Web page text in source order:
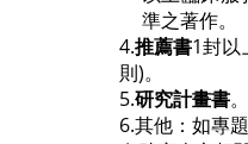
準之著作。
4.推薦書1封以
則)。
5.研究計畫書。
6.其他： 如專